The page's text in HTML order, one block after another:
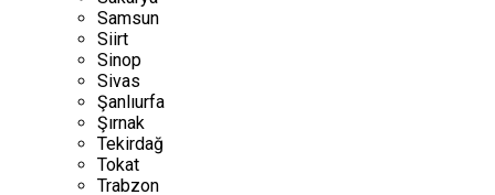
Samsun
Siirt
Sinop
Sivas
Şanlıurfa
Şırnak
Tekirdağ
Tokat
Trabzon